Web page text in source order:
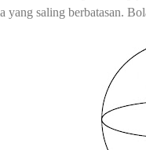
yang saling berbatasan.